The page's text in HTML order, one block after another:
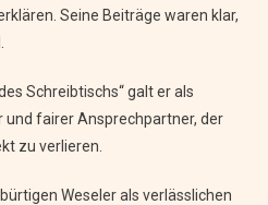
Seine Beiträge waren klar,
Schreibtischs“ galt er als
fairer Ansprechpartner, der
zu verlieren.
Weseler als verlässlichen